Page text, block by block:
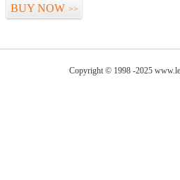
BUY NOW >>
Copyright © 1998 -2025